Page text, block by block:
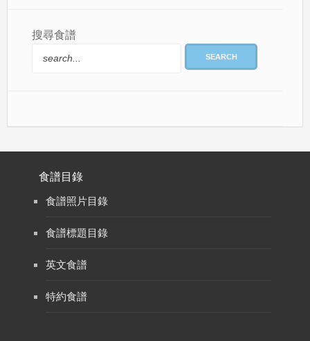
搜尋食譜
SEARCH
食譜目錄
食譜照片目錄
食譜標題目錄
英文食譜
特約食譜